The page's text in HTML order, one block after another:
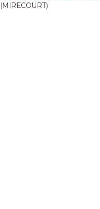
(MIRECOURT)